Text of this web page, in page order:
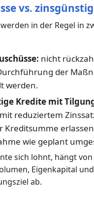
vs.
in der Regel in
nicht
der
werden.
Kredite mit
reduziertem
Kreditsumme
wie geplant
sich lohnt, hängt von
Eigenkapital und
ab.